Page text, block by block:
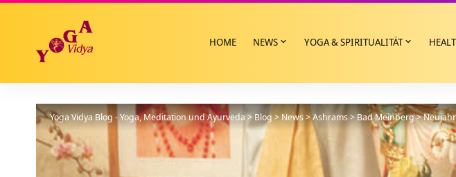
HOME NEWS YOGA & SPIRITUALITÄT
Yoga Vidya Blog - Yoga, Meditation und Ayurveda> Blog>News>Ashrams>Bad Meinberg>